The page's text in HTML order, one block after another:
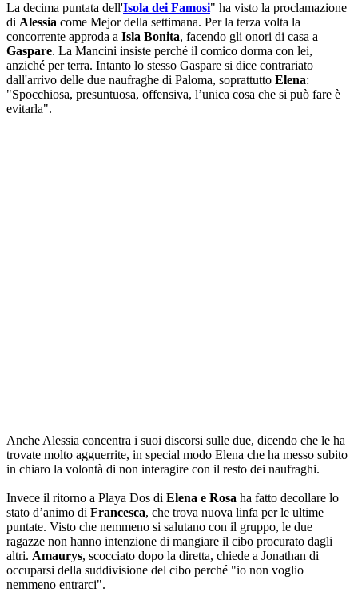
La decima puntata dell'Isola dei Famosi" ha visto la proclamazione
di Alessia come Mejor della settimana. Per la terza volta la
concorrente approda a Isla Bonita, facendo gli onori di casa a
Gaspare. La Mancini insiste perché il comico dorma con lei,
anziché per terra. Intanto lo stesso Gaspare si dice contrariato
dall'arrivo delle due naufraghe di Paloma, soprattutto Elena:
"Spocchiosa, presuntuosa, offensiva, l’unica cosa che si può fare è
evitarla".
Anche Alessia concentra i suoi discorsi sulle due, dicendo che le ha
trovate molto agguerrite, in special modo Elena che ha messo subito
in chiaro la volontà di non interagire con il resto dei naufraghi.
Invece il ritorno a Playa Dos di Elena e Rosa ha fatto decollare lo
stato d’animo di Francesca, che trova nuova linfa per le ultime
puntate. Visto che nemmeno si salutano con il gruppo, le due
ragazze non hanno intenzione di mangiare il cibo procurato dagli
altri. Amaurys, scocciato dopo la diretta, chiede a Jonathan di
occuparsi della suddivisione del cibo perché "io non voglio
nemmeno entrarci".